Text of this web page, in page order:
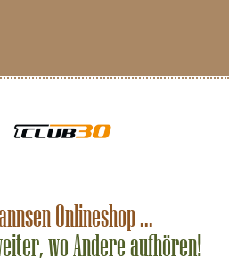
Onlineshop ...
wo Andere aufhören!